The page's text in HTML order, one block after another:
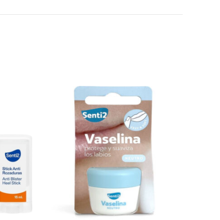
email-in dhe sajtin tim, për herën tjetër që